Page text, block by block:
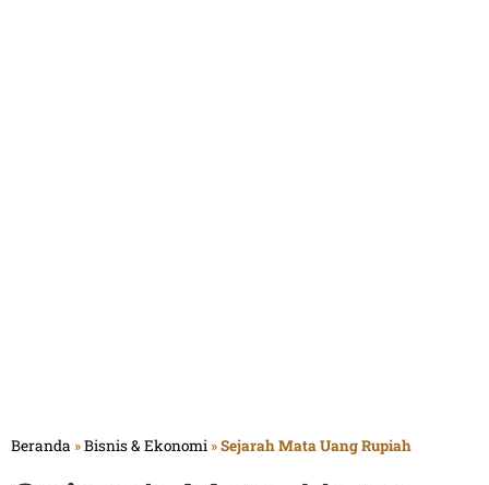
Beranda »Bisnis & Ekonomi »Sejarah Mata Uang Rupiah